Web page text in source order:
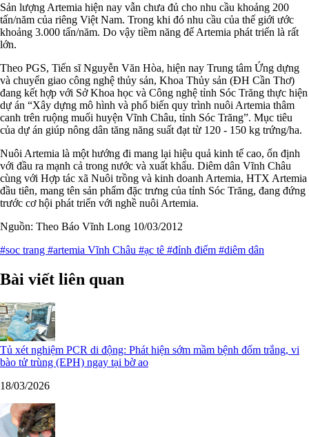
Sản lượng Artemia hiện nay vẫn chưa đủ cho nhu cầu khoảng 200
tấn/năm của riêng Việt Nam. Trong khi đó nhu cầu của thế giới ước
khoảng 3.000 tấn/năm. Do vậy tiềm năng để Artemia phát triển là rất
lớn.
Theo PGS, Tiến sĩ Nguyễn Văn Hòa, hiện nay Trung tâm Ứng dựng
và chuyển giao công nghệ thủy sản, Khoa Thủy sản (ĐH Cần Thơ)
đang kết hợp với Sở Khoa học và Công nghệ tỉnh Sóc Trăng thực hiện
dự án “Xây dựng mô hình và phổ biến quy trình nuôi Artemia thâm
canh trên ruộng muối huyện Vĩnh Châu, tỉnh Sóc Trăng”. Mục tiêu
của dự án giúp nông dân tăng năng suất đạt từ 120 - 150 kg trứng/ha.
Nuôi Artemia là một hướng đi mang lại hiệu quả kinh tế cao, ổn định
với đầu ra mạnh cả trong nước và xuất khẩu. Diêm dân Vĩnh Châu
cùng với Hợp tác xã Nuôi trồng và kinh doanh Artemia, HTX Artemia
đầu tiên, mang tên sản phẩm đặc trưng của tỉnh Sóc Trăng, đang đứng
trước cơ hội phát triển với nghề nuôi Artemia.
Nguồn: Theo Báo Vĩnh Long 10/03/2012
#soc trang #artemia Vĩnh Châu #ạc tê #đỉnh điểm #diêm dân
Bài viết liên quan
Tủ xét nghiệm PCR di động: Phát hiện sớm mầm bệnh đốm trắng, vi
bào tử trùng (EPH) ngay tại bờ ao
18/03/2026